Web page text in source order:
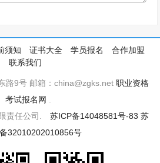
须知 证书大全 学员报名
合作加盟
联系我们
路9号 邮箱：china@zgks.net职业资格
考试报名网
责任公司. 苏ICP备14048581号-83 苏
32010202010856号